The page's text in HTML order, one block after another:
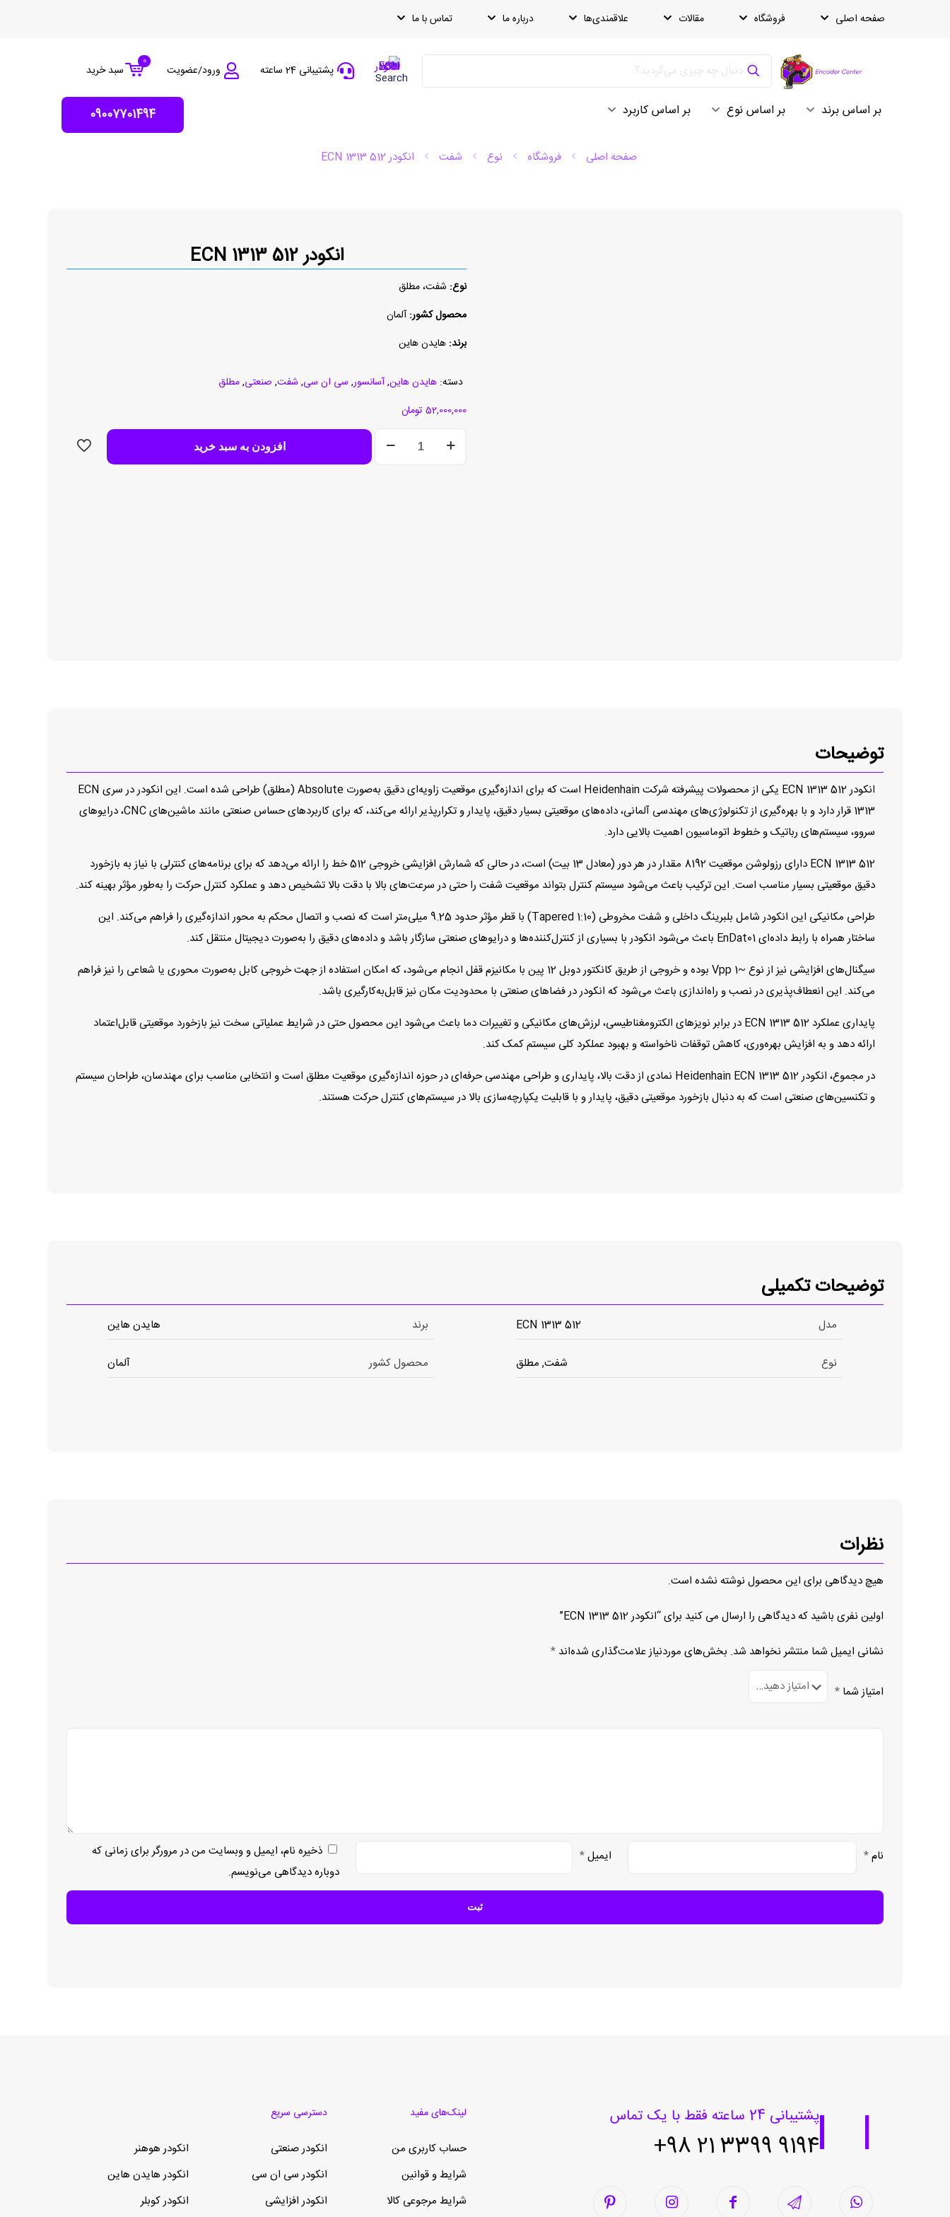
صفحه اصلی فروشگاه مقالات علاقمندی‌ها درباره ما تماس با ما
Search پشتیبانی 24 ساعته ورود/عضویت
0
سبد خرید
بر اساس برند بر اساس نوع بر اساس کاربرد 09007701494
صفحه اصلی فروشگاه نوع شفت انکودر ECN 1313 512
انکودر ECN 1313 512
نوع: شفت، مطلق
محصول کشور:آلمان
برند: هایدن هاین
دسته: هایدن هاین,آسانسور, سی ان سی, شفت, صنعتی,مطلق
52,000,000 تومان
انکودر
افزودن به سبد خرید
توضیحات
انکودر ECN 1313 512 یکی از محصولات پیشرفته شرکت Heidenhain است که برای اندازه‌گیری موقعیت زاویه‌ای دقیق به‌صورت Absolute (مطلق) طراحی شده است. این انکودر در سری ECN
1313 قرار دارد و با بهره‌گیری از تکنولوژی‌های مهندسی آلمانی، داده‌های موقعیتی بسیار دقیق، پایدار و تکرارپذیر ارائه می‌کند، که برای کاربردهای حساس صنعتی مانند ماشین‌های CNC، درایوهای
سروو، سیستم‌های رباتیک و خطوط اتوماسیون اهمیت بالایی دارد.
ECN 1313 512 دارای رزولوشن موقعیت 8192 مقدار در هر دور (معادل 13 بیت) است، در حالی که شمارش افزایشی خروجی 512 خط را ارائه می‌دهد که برای برنامه‌های کنترلی با نیاز به بازخورد
دقیق موقعیتی بسیار مناسب است. این ترکیب باعث می‌شود سیستم کنترل بتواند موقعیت شفت را حتی در سرعت‌های بالا با دقت بالا تشخیص دهد و عملکرد کنترل حرکت را به‌طور مؤثر بهینه کند.
طراحی مکانیکی این انکودر شامل بلبرینگ داخلی و شفت مخروطی (Tapered 1:10) با قطر مؤثر حدود 9.25 میلی‌متر است که نصب و اتصال محکم به محور اندازه‌گیری را فراهم می‌کند. این
ساختار همراه با رابط داده‌ای EnDat01 باعث می‌شود انکودر با بسیاری از کنترل‌کننده‌ها و درایوهای صنعتی سازگار باشد و داده‌های دقیق را به‌صورت دیجیتال منتقل کند.
سیگنال‌های افزایشی نیز از نوع ~1 Vpp بوده و خروجی از طریق کانکتور دوبل 12 پین با مکانیزم قفل انجام می‌شود، که امکان استفاده از جهت خروجی کابل به‌صورت محوری یا شعاعی را نیز فراهم
می‌کند. این انعطاف‌پذیری در نصب و راه‌اندازی باعث می‌شود که انکودر در فضاهای صنعتی با محدودیت مکان نیز قابل‌به‌کارگیری باشد.
پایداری عملکرد ECN 1313 512 در برابر نویزهای الکترومغناطیسی، لرزش‌های مکانیکی و تغییرات دما باعث می‌شود این محصول حتی در شرایط عملیاتی سخت نیز بازخورد موقعیتی قابل‌اعتماد
ارائه دهد و به افزایش بهره‌وری، کاهش توقفات ناخواسته و بهبود عملکرد کلی سیستم کمک کند.
در مجموع، انکودر Heidenhain ECN 1313 512 نمادی از دقت بالا، پایداری و طراحی مهندسی حرفه‌ای در حوزه اندازه‌گیری موقعیت مطلق است و انتخابی مناسب برای مهندسان، طراحان سیستم
و تکنسین‌های صنعتی است که به دنبال بازخورد موقعیتی دقیق، پایدار و با قابلیت یکپارچه‌سازی بالا در سیستم‌های کنترل حرکت هستند.
توضیحات تکمیلی
مدل ECN 1313 512 برند هایدن هاین
نوع شفت, مطلق محصول کشور آلمان
نظرات
هیچ دیدگاهی برای این محصول نوشته نشده است.
اولین نفری باشید که دیدگاهی را ارسال می کنید برای “انکودر ECN 1313 512”
نشانی ایمیل شما منتشر نخواهد شد. بخش‌های موردنیاز علامت‌گذاری شده‌اند *
امتیاز شما *
نام* ایمیل*
ذخیره نام، ایمیل و وبسایت من در مرورگر برای زمانی که
دوباره دیدگاهی می‌نویسم.
پشتیبانی 24 ساعته فقط با یک تماس
9194 3399 21 98+
لینک‌های مفید
حساب کاربری من
شرایط و قوانین
شرایط مرجوعی کالا
دسترسی سریع
انکودر صنعتی
انکودر سی ان سی
انکودر افزایشی
انکودر هوهنر
انکودر هایدن هاین
انکودر کوبلر